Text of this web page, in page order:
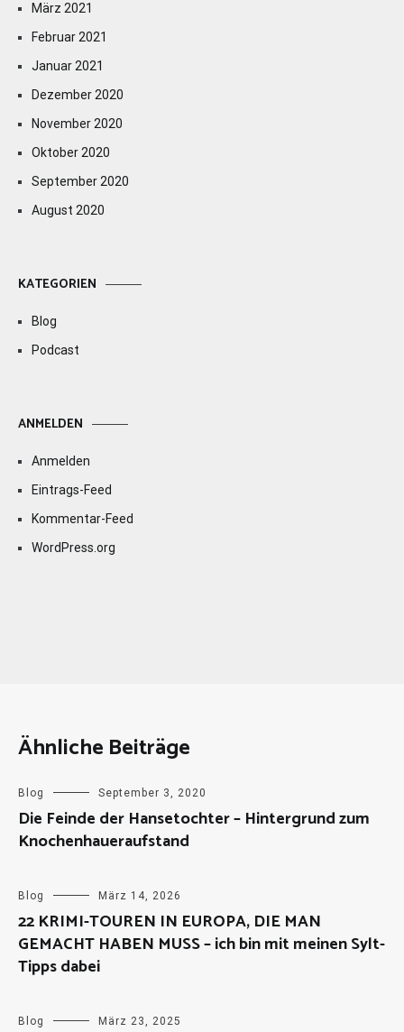
März 2021
Februar 2021
Januar 2021
Dezember 2020
November 2020
Oktober 2020
September 2020
August 2020
KATEGORIEN
Blog
Podcast
ANMELDEN
Anmelden
Eintrags-Feed
Kommentar-Feed
WordPress.org
Ähnliche Beiträge
Blog September 3, 2020
Die Feinde der Hansetochter – Hintergrund zum
Knochenhaueraufstand
Blog März 14, 2026
22 KRIMI-TOUREN IN EUROPA, DIE MAN
GEMACHT HABEN MUSS – ich bin mit meinen Sylt-
Tipps dabei
Blog März 23, 2025